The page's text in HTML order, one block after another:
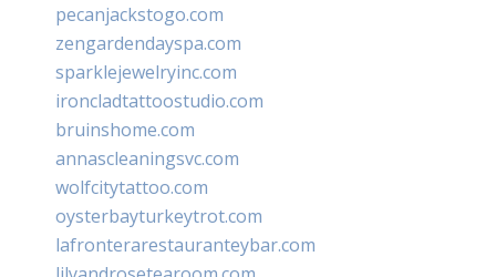
pecanjackstogo.com
zengardendayspa.com
sparklejewelryinc.com
ironcladtattoostudio.com
bruinshome.com
annascleaningsvc.com
wolfcitytattoo.com
oysterbayturkeytrot.com
lafronterarestauranteybar.com